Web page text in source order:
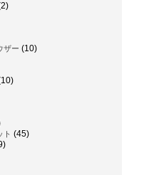
ザー (10)
ト (45)